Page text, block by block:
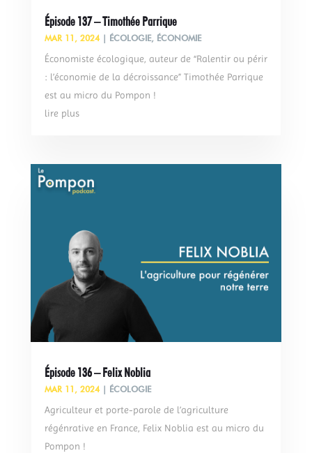
Épisode 137 – Timothée Parrique
MAR 11, 2024| ÉCOLOGIE, ÉCONOMIE
Économiste écologique, auteur de “Ralentir ou périr
: l’économie de la décroissance” Timothée Parrique
est au micro du Pompon !
lire plus
Épisode 136 – Felix Noblia
MAR 11, 2024| ÉCOLOGIE
Agriculteur et porte-parole de l’agriculture
régénrative en France, Felix Noblia est au micro du
Pompon !